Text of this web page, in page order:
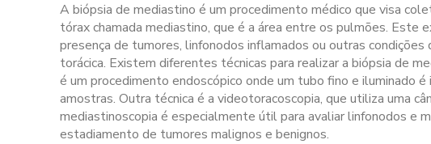
A biópsia de mediastino é um procedimento médico que visa
tórax chamada mediastino, que é a área entre os pulmões. Este
presença de tumores, linfonodos inflamados ou outras
torácica. Existem diferentes técnicas para realizar a biópsia de
é um procedimento endoscópico onde um tubo fino e iluminado
amostras. Outra técnica é a videotoracoscopia, que utiliza uma
mediastinoscopia é especialmente útil para avaliar linfonodos e
estadiamento de tumores malignos e benignos.